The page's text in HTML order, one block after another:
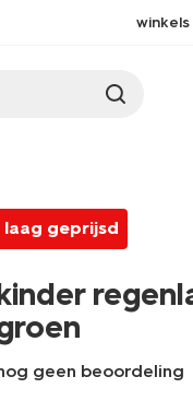
winkels
laag geprijsd
geen beoordeling